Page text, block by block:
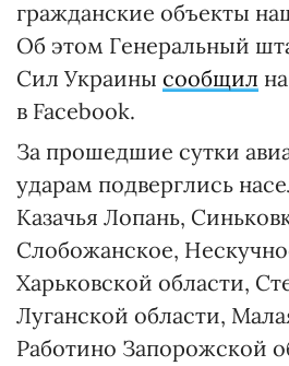
гражданские объекты
Об этом Генеральный
Сил Украины сообщил
в Facebook.
За прошедшие сутки
ударам подверглись
Казачья Лопань,
Слобожанское,
Харьковской области,
Луганской области,
Работино Запорожской